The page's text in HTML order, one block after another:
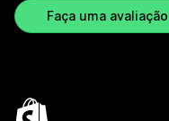
Faça uma